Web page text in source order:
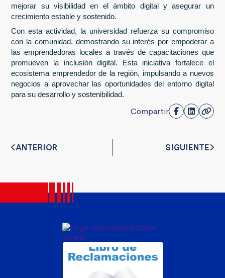
mejorar su visibilidad en el ámbito digital y asegurar un
crecimiento estable y sostenido.
Con esta actividad, la universidad refuerza su compromiso
con la comunidad, demostrando su interés por empoderar a
las emprendedoras locales a través de capacitaciones que
promueven la inclusión digital. Esta iniciativa fortalece el
ecosistema emprendedor de la región, impulsando a nuevos
negocios a aprovechar las oportunidades del entorno digital
para su desarrollo y sostenibilidad.
Compartir
ANTERIOR SIGUIENTE